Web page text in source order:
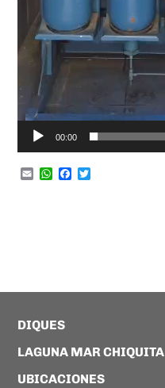
00:00
EmailWhatsApp
Facebook
DIQUES
LAGUNA MAR CHIQUITA
UBICACIONES